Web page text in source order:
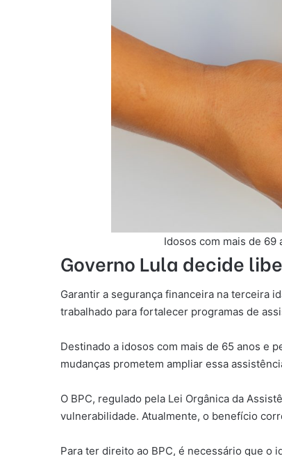
Idosos com mais de
Governo Lula decide
Garantir a segurança financeira na terceira
trabalhado para fortalecer programas de
Destinado a idosos com mais de 65 anos e
mudanças prometem ampliar essa
O BPC, regulado pela Lei Orgânica da
vulnerabilidade. Atualmente, o benefício
Para ter direito ao BPC, é necessário que o